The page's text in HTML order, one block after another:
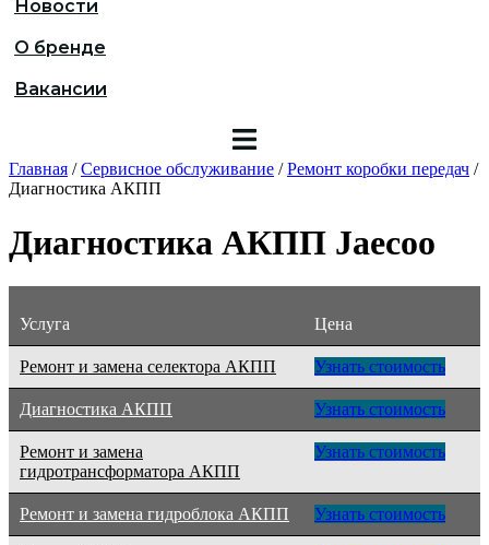
Новости
О бренде
Вакансии
Главная /Сервисное обслуживание /Ремонт коробки передач /
Диагностика АКПП
Диагностика АКПП Jaecoo
Услуга Цена
Ремонт и замена селектора АКПП Узнать стоимость
Диагностика АКПП Узнать стоимость
Ремонт и замена
гидротрансформатора АКПП
Узнать стоимость
Ремонт и замена гидроблока АКПП Узнать стоимость